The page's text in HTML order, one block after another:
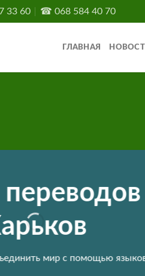
33 60 ☎068 584 40 70
ГЛАВНАЯ
мир с помощью